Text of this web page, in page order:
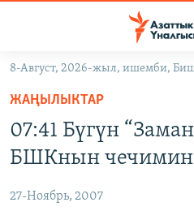
Навигацияга
өтүңүз
салыңызКЫРГЫЗСТАН
ЭКОНОМИКА
БОРБОР АЗИЯ
АТАЙЫН ИЛИКТӨӨ
8-Август, 2026-жыл, ишемби,
ЖАҢЫЛЫКТАР
07:41 Бүгүн
БШКнын чечимин
27-Ноябрь, 2007